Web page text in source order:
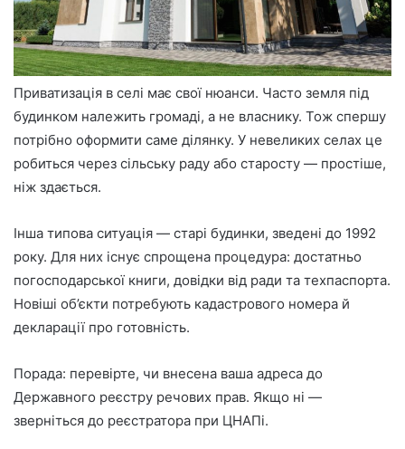
Приватизація в селі має свої нюанси. Часто земля під
будинком належить громаді, а не власнику. Тож спершу
потрібно оформити саме ділянку. У невеликих селах це
робиться через сільську раду або старосту — простіше,
ніж здається.
Інша типова ситуація — старі будинки, зведені до 1992
року. Для них існує спрощена процедура: достатньо
погосподарської книги, довідки від ради та техпаспорта.
Новіші об’єкти потребують кадастрового номера й
декларації про готовність.
Порада: перевірте, чи внесена ваша адреса до
Державного реєстру речових прав. Якщо ні —
зверніться до реєстратора при ЦНАПі.